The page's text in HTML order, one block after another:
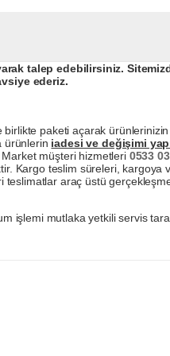
talep edebilirsiniz.
ederiz.
paketi açarak
ürünlerin iadesi ve değişimi
Market müşteri hizmetleri 0533
Kargo teslim süreleri, kargoya
teslimatlar araç üstü
işlemi mutlaka yetkili servis